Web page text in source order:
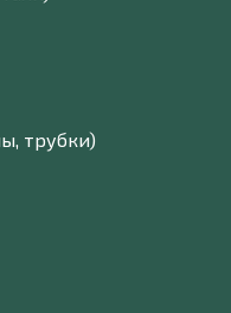
трубки)